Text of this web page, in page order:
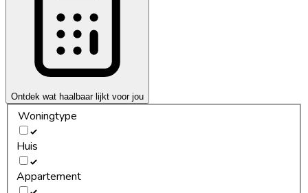
Ontdek wat haalbaar lijkt voor jou
Woningtype
Huis
Appartement